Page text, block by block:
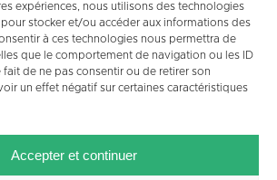
expériences, nous utilisons des technologies
stocker et/ou accéder aux informations des
à ces technologies nous permettra de
que le comportement de navigation ou les ID
fait de ne pas consentir ou de retirer son
un effet négatif sur certaines caractéristiques
Accepter et continuer
DU SITE
MENTIONS LÉGALES
CRÉDITS POLITIQUE DE COOKIES (UE)